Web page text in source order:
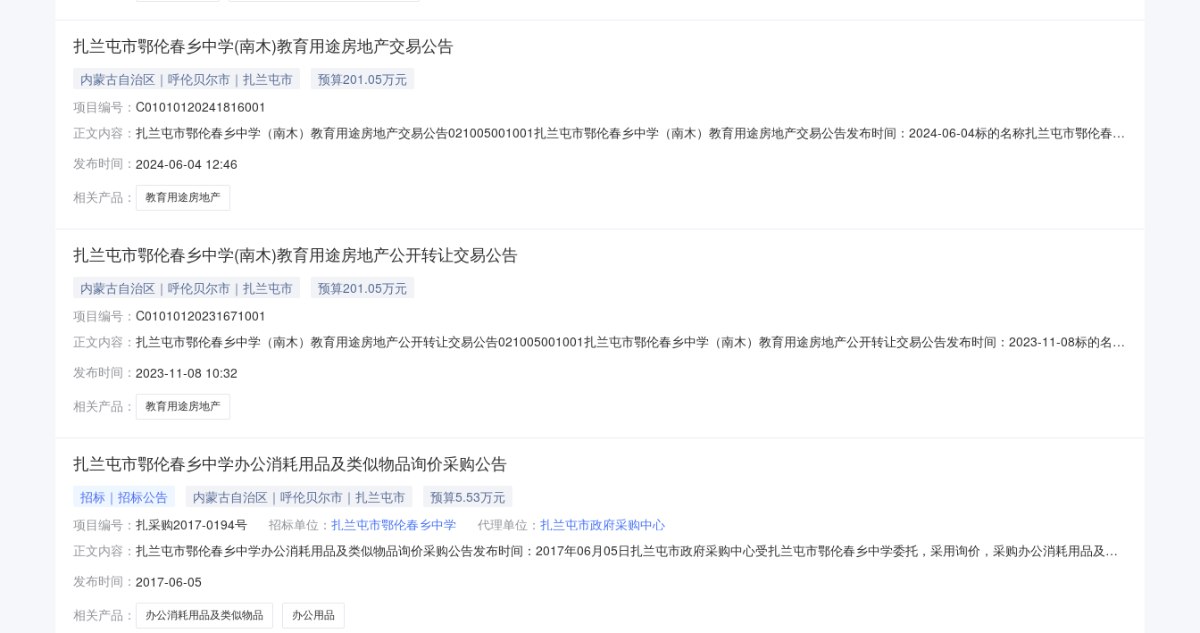
扎兰屯市鄂伦春乡中学(南木)教育用途房地产交易公告
内蒙古自治区｜呼伦贝尔市｜扎兰屯市
预算201.05万元
项目编号： C01010120241816001
正文内容： 扎兰屯市鄂伦春乡中学（南木）教育用途房地产交易公告021005001001扎兰屯市鄂伦春乡中学（南木）教育用途房地产交易公告发布时间：2024-06-04标的名称扎兰屯市鄂伦春乡
征集到意向受让方，信息发布终结。标的概况标的坐落扎兰屯市南木基本属性房屋建筑面积1877.17平方米权利人用地面积土地使用权证号权利性质用途房屋结构钢混结构与
发布时间： 2024-06-04 12:46
相关产品：
教育用途房地产
扎兰屯市鄂伦春乡中学(南木)教育用途房地产公开转让交易公告
内蒙古自治区｜呼伦贝尔市｜扎兰屯市
预算201.05万元
项目编号： C01010120231671001
正文内容： 扎兰屯市鄂伦春乡中学（南木）教育用途房地产公开转让交易公告021005001001扎兰屯市鄂伦春乡中学（南木）教育用途房地产公开转让交易公告发布时间：2023-11-08标的名称
让方挂牌期满后如未征集到意向受让方，信息发布终结。标的概况标的坐落扎兰屯市南木基本属性房屋建筑面积1877.17平方米权利人用地面积土地使用权证号权利性质用
发布时间： 2023-11-08 10:32
相关产品：
教育用途房地产
扎兰屯市鄂伦春乡中学办公消耗用品及类似物品询价采购公告
招标｜招标公告 内蒙古自治区｜呼伦贝尔市｜扎兰屯市
预算5.53万元
项目编号： 扎采购2017-0194号 招标单位： 扎兰屯市鄂伦春乡中学 代理单位： 扎兰屯市政府采购中心
正文内容： 扎兰屯市鄂伦春乡中学办公消耗用品及类似物品询价采购公告发布时间：2017年06月05日扎兰屯市政府采购中心受扎兰屯市鄂伦春乡中学委托，采用询价，采购办公消耗用品及类
号：扎采购2017-0194号2、内容及分包情况（技术规格、参数及要求）包号货物、服务和工程名称数量技术规格、参数及要求预算金额(元)附件材料1办公用品4803详见询价招标文
件（因内蒙古
发布时间： 2017-06-05
相关产品：
办公消耗用品及类似物品 办公用品